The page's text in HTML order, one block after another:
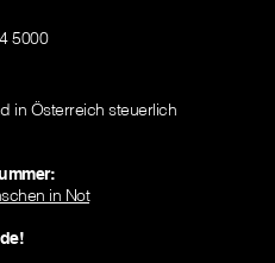
5000
in Österreich steuerlich
in Not